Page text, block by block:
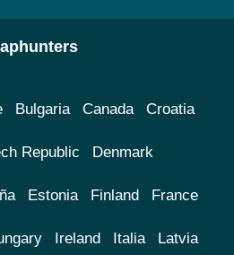
Bulgaria Canada Croatia
Republic Denmark
Estonia Finland France
Ireland Italia Latvia